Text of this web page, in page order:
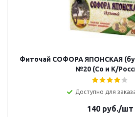
Фиточай СОФОРА ЯПОНСКАЯ
№20 (Со и К/
Доступно для
140руб./шт